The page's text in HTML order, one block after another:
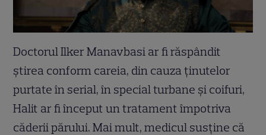
Doctorul Ilker Manavbasi ar fi răspândit
ştirea conform careia, din cauza ţinutelor
purtate în serial, în special turbane şi coifuri,
Halit ar fi început un tratament împotriva
căderii părului. Mai mult, medicul susţine că